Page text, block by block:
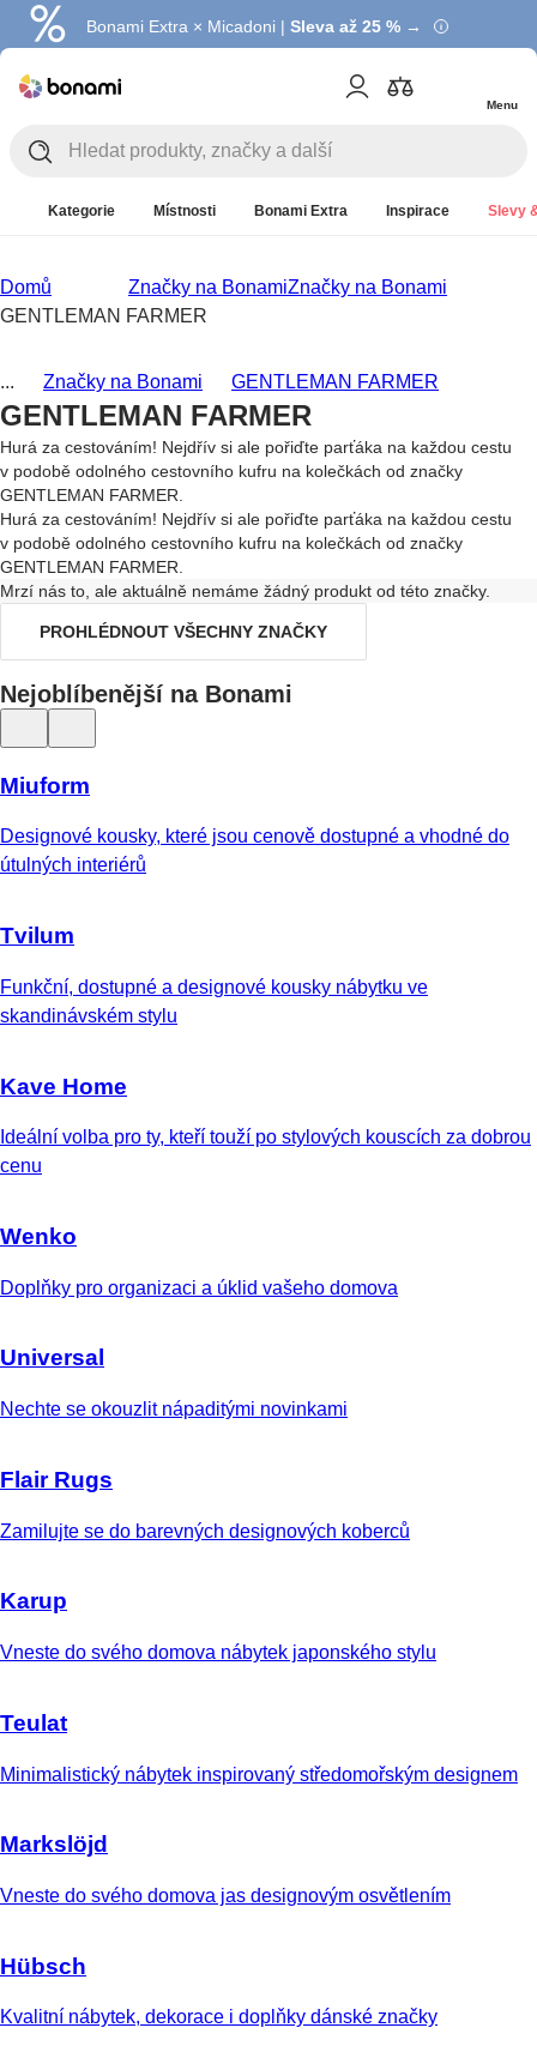
Bonami Extra × Micadoni | Sleva až 25 % →
Summer Sale | Ušetřete až 40 % →
Menu
Kategorie Místnosti Bonami Extra Inspirace Slevy
Domů Značky na BonamiZnačky na Bonami
GENTLEMAN FARMER
... Značky na Bonami GENTLEMAN FARMER
GENTLEMAN FARMER
Hurá za cestováním! Nejdřív si ale pořiďte parťáka na každou cestu
v podobě odolného cestovního kufru na kolečkách od značky
GENTLEMAN FARMER.
Hurá za cestováním! Nejdřív si ale pořiďte parťáka na každou cestu
v podobě odolného cestovního kufru na kolečkách od značky
GENTLEMAN FARMER.
Mrzí nás to, ale aktuálně nemáme žádný produkt od této značky.
PROHLÉDNOUT VŠECHNY ZNAČKY
Nejoblíbenější na Bonami
Miuform
Designové kousky, které jsou cenově dostupné a vhodné do
útulných interiérů
Tvilum
Funkční, dostupné a designové kousky nábytku ve
skandinávském stylu
Kave Home
Ideální volba pro ty, kteří touží po stylových kouscích za dobrou
cenu
Wenko
Doplňky pro organizaci a úklid vašeho domova
Universal
Nechte se okouzlit nápaditými novinkami
Flair Rugs
Zamilujte se do barevných designových koberců
Karup
Vneste do svého domova nábytek japonského stylu
Teulat
Minimalistický nábytek inspirovaný středomořským designem
Markslöjd
Vneste do svého domova jas designovým osvětlením
Hübsch
Kvalitní nábytek, dekorace i doplňky dánské značky